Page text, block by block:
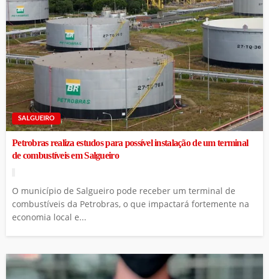
SALGUEIRO
Petrobras realiza estudos para possível instalação de um terminal
de combustíveis em Salgueiro
O município de Salgueiro pode receber um terminal de
combustíveis da Petrobras, o que impactará fortemente na
economia local e...